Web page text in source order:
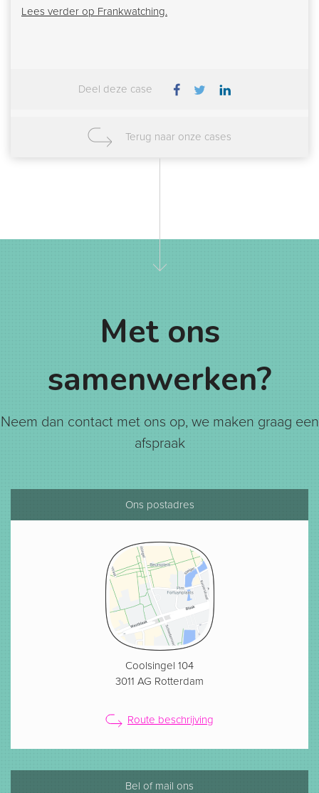
Lees verder op Frankwatching.
Deel deze case
Terug naar onze cases
Met ons
samenwerken?
Neem dan contact met ons op, we maken graag een
afspraak
Ons postadres
Coolsingel 104
3011 AG Rotterdam
Route beschrijving
Bel of mail ons